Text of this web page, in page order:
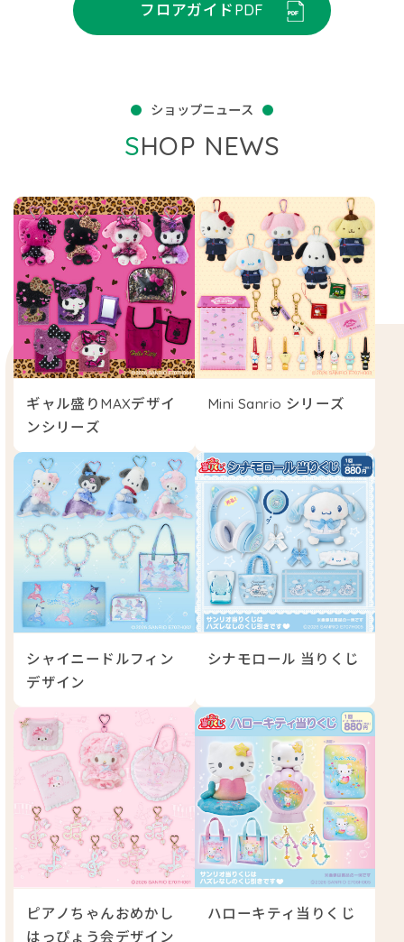
フロアガイドPDF
ショップニュース
SHOP NEWS
ギャル盛りMAXデザイ
ンシリーズ
Mini Sanrio シリーズ
シャイニードルフィン
デザイン
シナモロール 当りくじ
ピアノちゃんおめかし
はっぴょう会デザイン
ハローキティ当りくじ